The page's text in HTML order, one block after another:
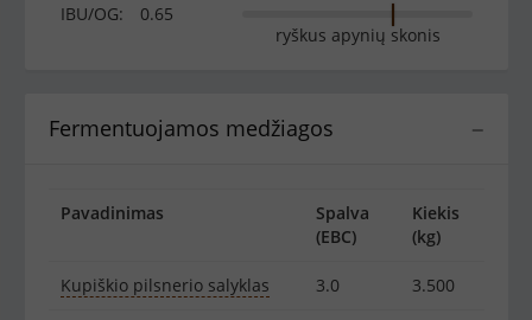
IBU/OG:
0.65
ryškus apynių skonis
−
Fermentuojamos medžiagos
Pavadinimas
Spalva
(EBC)
Kiekis
(kg)
Kupiškio pilsnerio salyklas 3.0 3.500